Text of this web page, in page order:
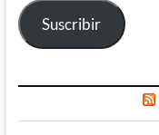
Suscribir